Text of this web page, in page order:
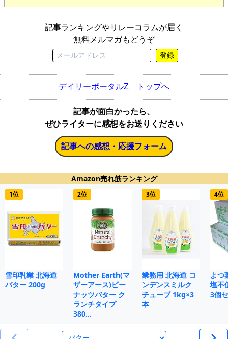
記事ランキングやリレーコラムが届く
無料メルマガもどうぞ
登録
デイリーポータルZ トップへ
記事が面白かったら、
ぜひライターに感想をお送りください
記事への感想・応援フォーム
Amazon売れ筋ランキング
1位
雪印乳業 北海道
バター 200g
2位
Mother Earth(マ
ザーアース)ピー
ナッツバター ク
ランチタイプ
380…
3位
業務用 北海道 コ
ンデンスミルク
チューブ 1kg×3
本
4位
よつ
塩不
3個